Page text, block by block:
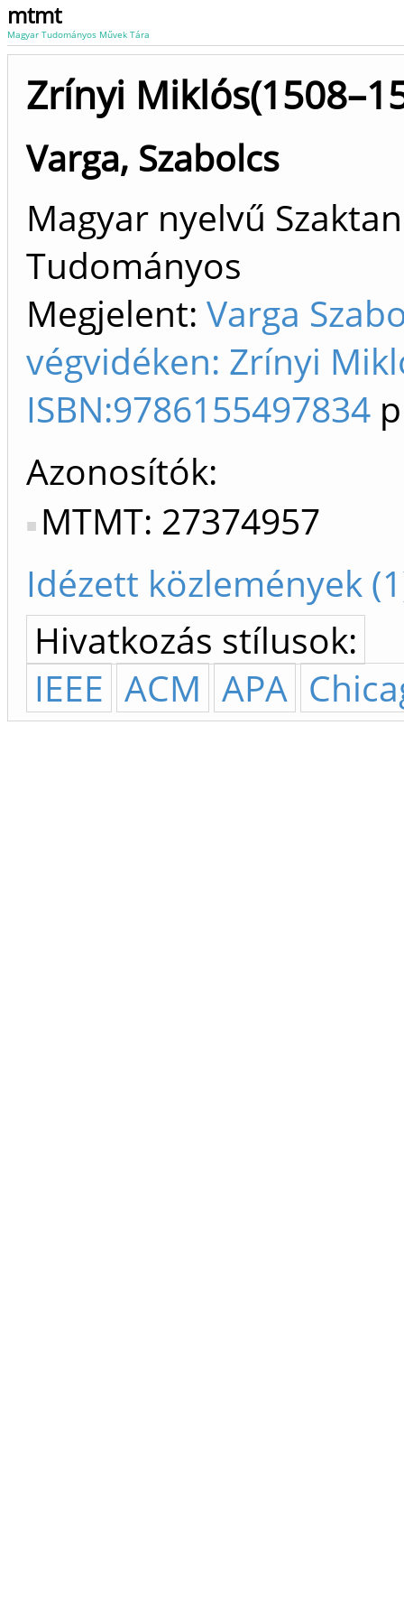
mtmt
Magyar Tudományos Művek Tára
Zrínyi
Varga, Szabolcs
Magyar nyelvű
Tudományos
Megjelent: Varga
végvidéken: Zrínyi
ISBN:9786155497834
Azonosítók
MTMT: 27374957
Idézett közlemények
Hivatkozás stílusok:
IEEE ACM APA